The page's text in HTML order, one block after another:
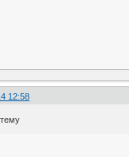
12:58